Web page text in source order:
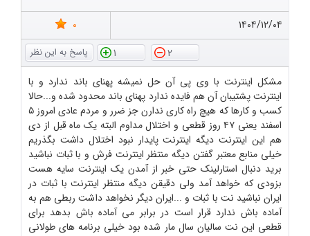
۱۴۰۴/۱۲/۰۴
0
2
1
مشکل اینترنت با وی پی آن حل نمیشه پهنای باند ندارد و با
اینترنت پشتیبان آن هم فایده ندارد پهنای باند محدود شده و...حالا
کسب و کارها که هیچ راه کاری ندارن جز ضرر و مردم عادی امروز ۵
اسفند یعنی ۴۷ روز قطعی و اختلال مداوم البته یک ماه قبل از دی
هم این اینترنت دیگه اینترنت پایدار نبود اختلال داشت بگذریم
خیلی منابع معتبر گفتن دیگه منتظر اینترنت فرش و با ثبات نباشید
برید دنبال استارلینک حتی خبر از آمدن یک اینترنت سایه هست
بزودی که خواهد آمد ولی دقیقن دیگه منتظر اینترنت با ثبات در
ایران نباشید نت با ثبات و ...ایران دیگر نخواهد داشت ربطی هم به
آماده باش ندارد قرار است در برابر می آماده باش بدهد برای
قطعی این نت سالیان سال مار شده بود خیلی برنامه های طولانی